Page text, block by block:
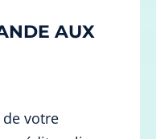
AUX
de votre